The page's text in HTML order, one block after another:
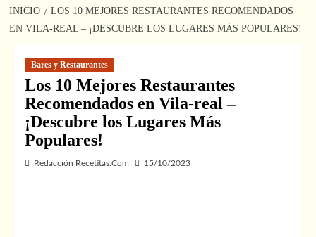
INICIO
LOS 10 MEJORES RESTAURANTES RECOMENDADOS
EN VILA-REAL – ¡DESCUBRE LOS LUGARES MÁS POPULARES!
Bares y Restaurantes
Los 10 Mejores Restaurantes
Recomendados en Vila-real –
¡Descubre los Lugares Más
Populares!
Redacción Recetitas.Com 15/10/2023